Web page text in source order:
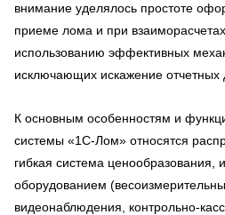
внимание уделялось простоте
приеме лома и при
использованию эффективных
исключающих искажение отчетных
К основным особенностям и
системы «1С-Лом» относятся
гибкая система ценообразования,
оборудованием
видеонаблюдения, контрольно-